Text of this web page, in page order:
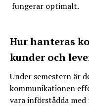
fungerar optimalt.
Hur hanteras
kunder och
Under semestern är
kommunikationen
vara införstådda